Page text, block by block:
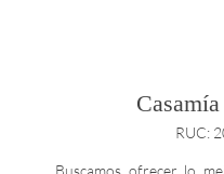
RUC:
Buscamos ofrecer lo